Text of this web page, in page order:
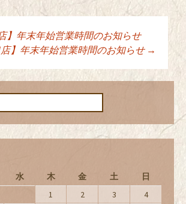
ビゲーショ
】年末年始営業時間のお知らせ
店】年末年始営業時間のお知らせ →
水 木 金 土 日
1 2 3
4